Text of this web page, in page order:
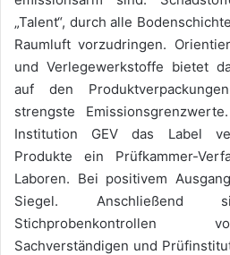
„Talent“, durch alle
Raumluft vorzudringen.
und Verlegewerkstoffe bietet
auf den
strengste
Institution GEV das Label
Produkte ein Prüfkammer-
Laboren. Bei positivem
Siegel. Anschließend
Stichprobenkontrollen
Sachverständigen und